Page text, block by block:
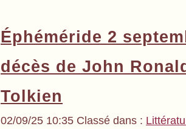
Éphéméride 2
décès de John
Tolkien
02/09/25 10:35 Classé dans :